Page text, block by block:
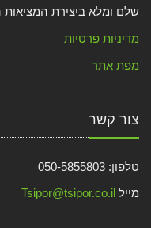
שלם ומלא ביצירת המציאות
מדיניות פרטיות
מפת אתר
צור קשר
טלפון: 050-5855803
מייל Tsipor@tsipor.co.il